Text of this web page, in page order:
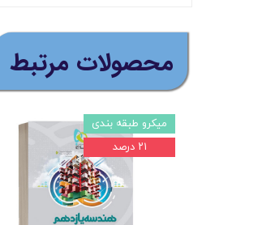
​محصولات مرتبط
میکرو طبقه بندی
۲۱ درصد